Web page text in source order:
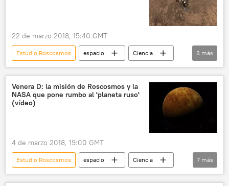
22 de marzo 2018, 15:40 GMT
Estudio Roscosmos espacio
Ciencia
Marte
Roscosmos
Curiosity
espacio exterior
cooperación espacial
noticias
6 más
Venera D: la misión de Roscosmos y la
NASA que pone rumbo al 'planeta ruso'
(vídeo)
4 de marzo 2018, 19:00 GMT
Estudio Roscosmos espacio
Ciencia
EEUU
Venus
Roscosmos
7 más